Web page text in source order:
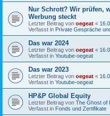
Nur Schrott? Wir prüfen,
Werbung steckt
Letzter Beitrag von oegeat «
Verfasst in Private Gespräche
Das war 2024
Letzter Beitrag von oegeat «
Verfasst in Youtube-oegeat
Das war 2023
Letzter Beitrag von oegeat «
Verfasst in Youtube-oegeat
HP&P Global Equity
Letzter Beitrag von The Ghost of
Verfasst in Fonds und Zertifikate